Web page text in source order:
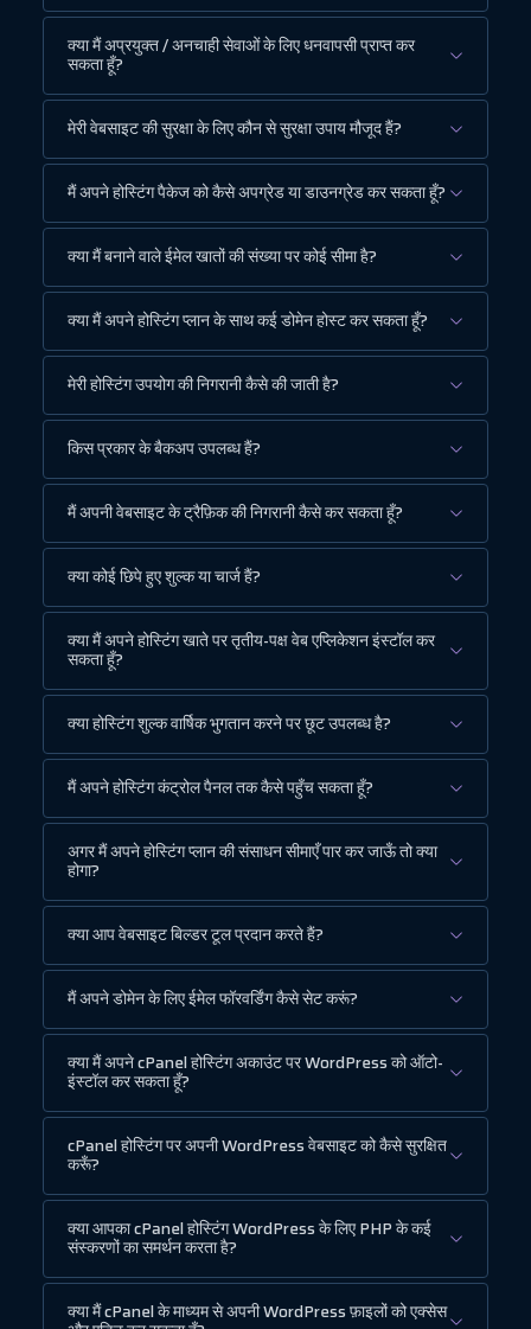
क्या मैं अप्रयुक्त / अनचाही सेवाओं के लिए धनवापसी प्राप्त कर
सकता हूँ?
मेरी वेबसाइट की सुरक्षा के लिए कौन से सुरक्षा उपाय मौजूद हैं?
मैं अपने होस्टिंग पैकेज को कैसे अपग्रेड या डाउनग्रेड कर सकता हूँ?
क्या मैं बनाने वाले ईमेल खातों की संख्या पर कोई सीमा है?
क्या मैं अपने होस्टिंग प्लान के साथ कई डोमेन होस्ट कर सकता हूँ?
मेरी होस्टिंग उपयोग की निगरानी कैसे की जाती है?
किस प्रकार के बैकअप उपलब्ध हैं?
मैं अपनी वेबसाइट के ट्रैफ़िक की निगरानी कैसे कर सकता हूँ?
क्या कोई छिपे हुए शुल्क या चार्ज हैं?
क्या मैं अपने होस्टिंग खाते पर तृतीय-पक्ष वेब एप्लिकेशन इंस्टॉल कर
सकता हूँ?
क्या होस्टिंग शुल्क वार्षिक भुगतान करने पर छूट उपलब्ध है?
मैं अपने होस्टिंग कंट्रोल पैनल तक कैसे पहुँच सकता हूँ?
अगर मैं अपने होस्टिंग प्लान की संसाधन सीमाएँ पार कर जाऊँ तो क्या
होगा?
क्या आप वेबसाइट बिल्डर टूल प्रदान करते हैं?
मैं अपने डोमेन के लिए ईमेल फॉरवर्डिंग कैसे सेट करूं?
क्या मैं अपने cPanel होस्टिंग अकाउंट पर WordPress को ऑटो-
इंस्टॉल कर सकता हूँ?
cPanel होस्टिंग पर अपनी WordPress वेबसाइट को कैसे सुरक्षित
करूँ?
क्या आपका cPanel होस्टिंग WordPress के लिए PHP के कई
संस्करणों का समर्थन करता है?
क्या मैं cPanel के माध्यम से अपनी WordPress फ़ाइलों को एक्सेस